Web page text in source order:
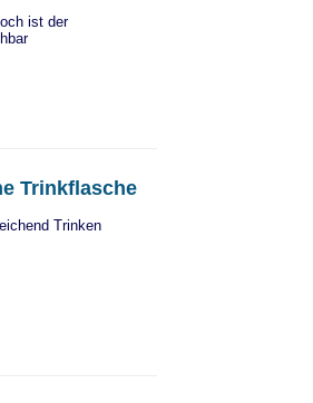
ist der
Trinkflasche
Trinken